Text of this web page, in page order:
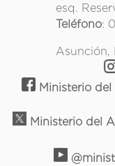
esq.
Teléfono:
Asunción,
Ministerio del
Ministerio del